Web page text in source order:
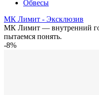
Обвесы
МК Лимит - Эксклюзив
МК Лимит — внутренний
пытаемся понять.
-8%